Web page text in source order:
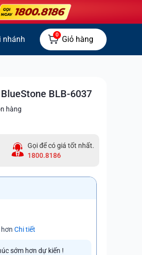
nhánh 0 Giỏ hàng
BLB-6037
hàng
Gọi để có giá tốt nhất.
1800.8186
Chi tiết
sớm hơn dự kiến !